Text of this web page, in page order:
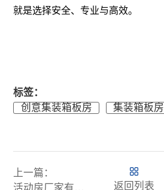
就是选择安全、专业与高效。
标签：
创意集装箱板房
集装箱板房
上一篇：
返回列表